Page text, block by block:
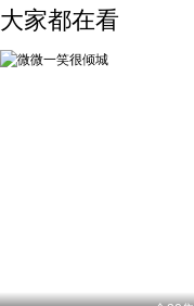
大家都在看